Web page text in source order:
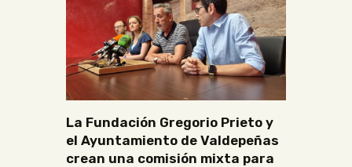
La Fundación Gregorio Prieto y
el Ayuntamiento de Valdepeñas
crean una comisión mixta para